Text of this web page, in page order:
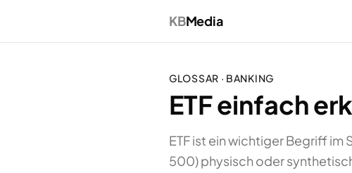
KBMedia
GLOSSAR · BANKING
ETF einfach
ETF ist ein wichtiger Begriff im
500) physisch oder